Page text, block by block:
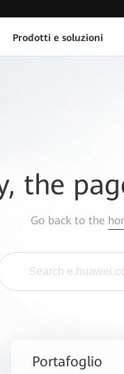
Prodotti e soluzioni
the
Go back to the
Portafoglio